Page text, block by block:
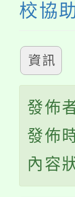
校協
資訊
發佈
發佈
內容